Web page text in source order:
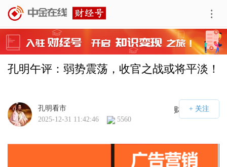
孔明午评：弱势震荡，收官之战或将平淡！
财经号APP
孔明看市
2025-12-31 11:42:46
5560